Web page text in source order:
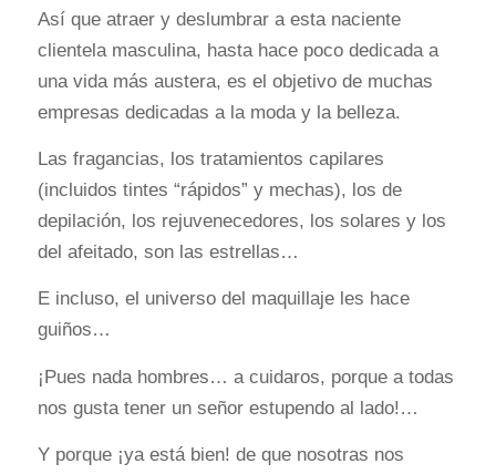
Así que atraer y deslumbrar a esta naciente
clientela masculina, hasta hace poco dedicada a
una vida más austera, es el objetivo de muchas
empresas dedicadas a la moda y la belleza.
Las fragancias, los tratamientos capilares
(incluidos tintes “rápidos” y mechas), los de
depilación, los rejuvenecedores, los solares y los
del afeitado, son las estrellas…
E incluso, el universo del maquillaje les hace
guiños…
¡Pues nada hombres… a cuidaros, porque a todas
nos gusta tener un señor estupendo al lado!…
Y porque ¡ya está bien! de que nosotras nos